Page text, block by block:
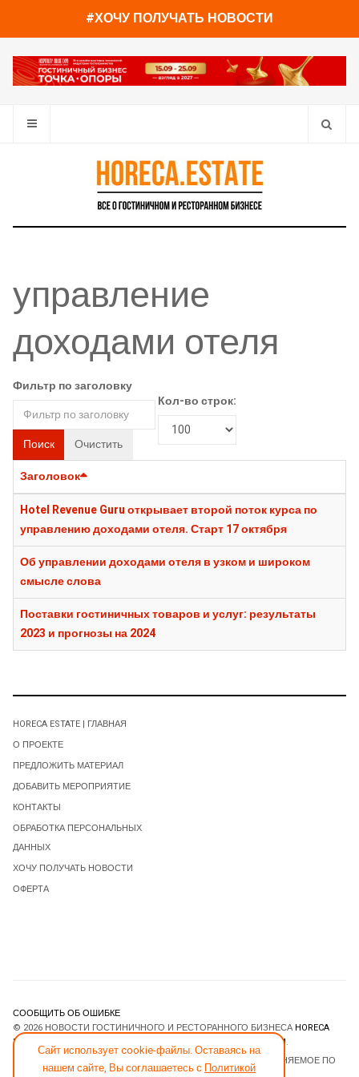
#ХОЧУ ПОЛУЧАТЬ НОВОСТИ
управление
доходами отеля
Фильтр по заголовку
Поиск Очистить
Кол-во строк:
Заголовок
Hotel Revenue Guru открывает второй поток курса по
управлению доходами отеля. Старт 17 октября
Об управлении доходами отеля в узком и широком
смысле слова
Поставки гостиничных товаров и услуг: результаты
2023 и прогнозы на 2024
Сайт использует cookie-файлы. Оставаясь на
нашем сайте, Вы соглашаетесь с Политикой
HORECA ESTATE | ГЛАВНАЯ
О ПРОЕКТЕ
ПРЕДЛОЖИТЬ МАТЕРИАЛ
ДОБАВИТЬ МЕРОПРИЯТИЕ
КОНТАКТЫ
ОБРАБОТКА ПЕРСОНАЛЬНЫХ
ДАННЫХ
ХОЧУ ПОЛУЧАТЬ НОВОСТИ
ОФЕРТА
СООБЩИТЬ ОБ ОШИБКЕ
© 2026 НОВОСТИ ГОСТИНИЧНОГО И РЕСТОРАННОГО БИЗНЕСА HORECA
ESTATE
JOOMLART.COM.
- ПРОГРАММНОЕ ОБЕСПЕЧЕНИЕ, РАСПРОСТРАНЯЕМОЕ ПО